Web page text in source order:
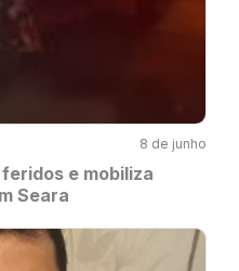
8 de junho
e mobiliza
Seara